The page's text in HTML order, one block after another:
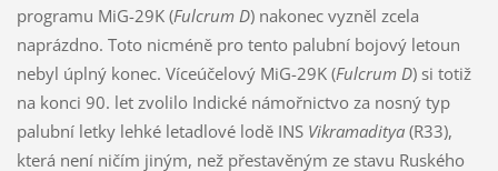
programu MiG-29K (Fulcrum D) nakonec vyzněl zcela
naprázdno. Toto nicméně pro tento palubní bojový letoun
nebyl úplný konec. Víceúčelový MiG-29K (Fulcrum D) si totiž
na konci 90. let zvolilo Indické námořnictvo za nosný typ
palubní letky lehké letadlové lodě INS Vikramaditya(R33),
která není ničím jiným, než přestavěným ze stavu Ruského